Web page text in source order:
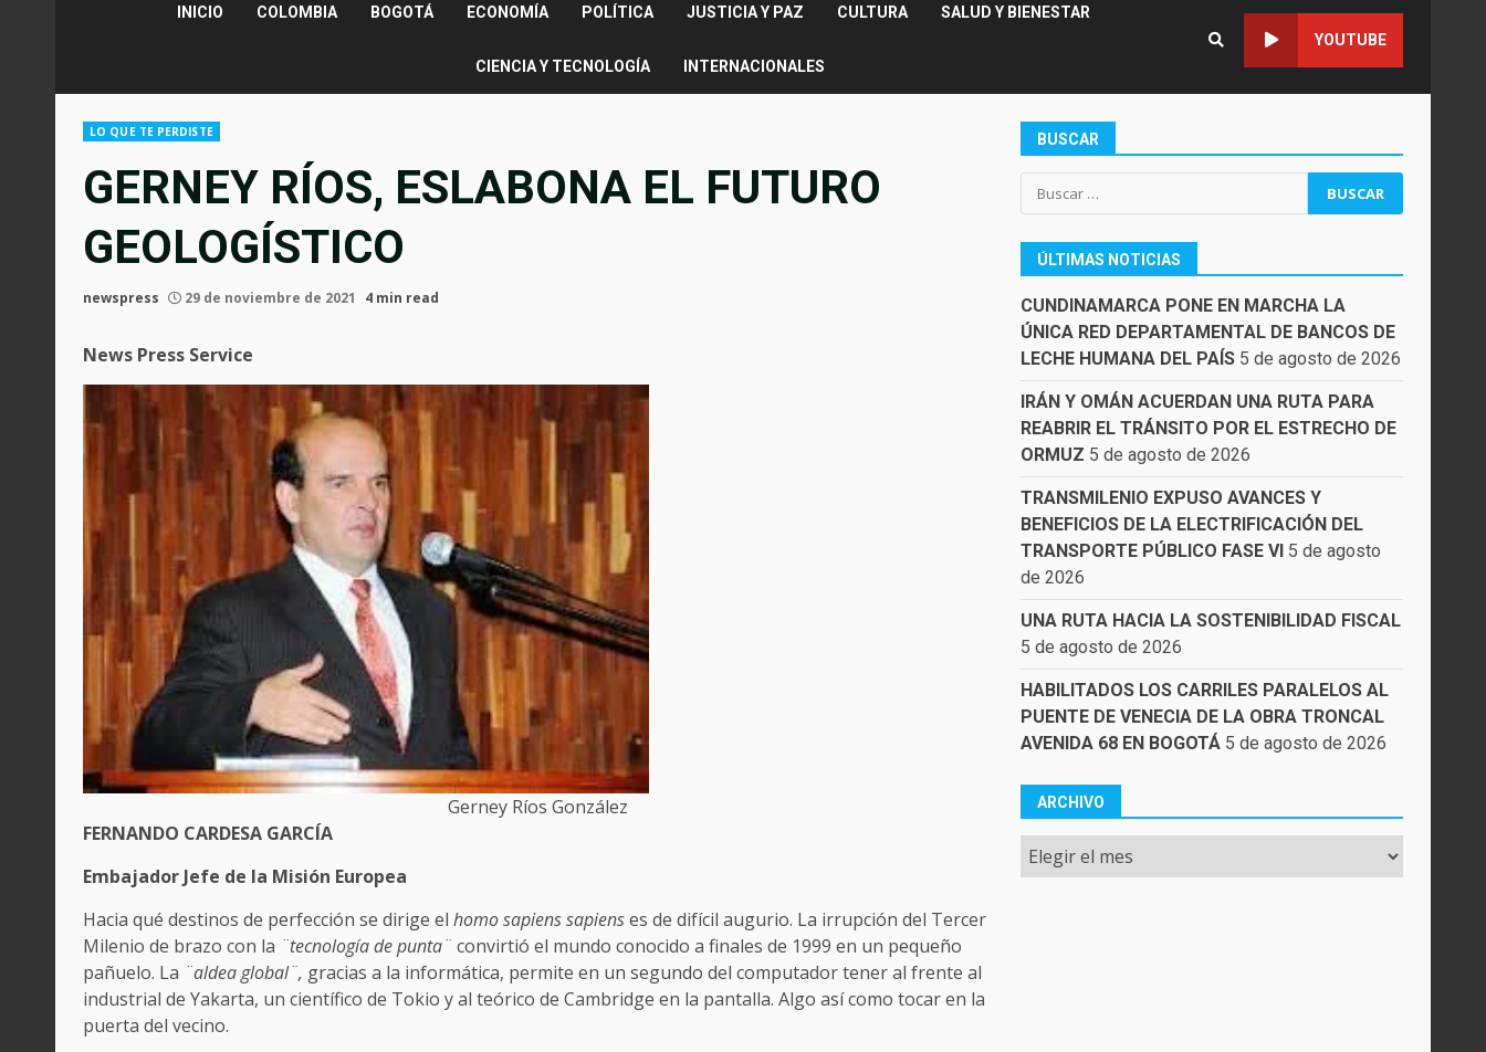
INICIO COLOMBIA BOGOTÁ ECONOMÍA POLÍTICA JUSTICIA Y PAZ CULTURA SALUD Y BIENESTAR
CIENCIA Y TECNOLOGÍA INTERNACIONALES
YOUTUBE
LO QUE TE PERDISTE
GERNEY RÍOS, ESLABONA EL FUTURO
GEOLOGÍSTICO
newspress 29 de noviembre de 2021 4 min read
News Press Service
Gerney Ríos González
FERNANDO CARDESA GARCÍA
Embajador Jefe de la Misión Europea
Hacia qué destinos de perfección se dirige el homosapiens sapienses de difícil augurio. La irrupción del Tercer
Milenio de brazo con la ¨tecnología de punta¨ convirtió el mundo conocido a finales de 1999 en un pequeño
pañuelo. La ¨aldea global¨, gracias a la informática, permite en un segundo del computador tener al frente al
industrial de Yakarta, un científico de Tokio y al teórico de Cambridge en la pantalla. Algo así como tocar en la
puerta del vecino.
BUSCAR
Buscar:
ÚLTIMAS NOTICIAS
CUNDINAMARCA PONE EN MARCHA LA
ÚNICA RED DEPARTAMENTAL DE BANCOS DE
LECHE HUMANA DEL PAÍS 5 de agosto de 2026
IRÁN Y OMÁN ACUERDAN UNA RUTA PARA
REABRIR EL TRÁNSITO POR EL ESTRECHO DE
ORMUZ 5 de agosto de 2026
TRANSMILENIO EXPUSO AVANCES Y
BENEFICIOS DE LA ELECTRIFICACIÓN DEL
TRANSPORTE PÚBLICO FASE VI 5 de agosto
de 2026
UNA RUTA HACIA LA SOSTENIBILIDAD FISCAL
5 de agosto de 2026
HABILITADOS LOS CARRILES PARALELOS AL
PUENTE DE VENECIA DE LA OBRA TRONCAL
AVENIDA 68 EN BOGOTÁ 5 de agosto de 2026
ARCHIVO
Archivo